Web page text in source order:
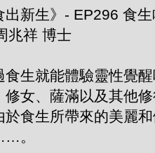
出新生》- EP296 食
兆祥 博士
生就能體驗靈性覺
修女、薩滿以及其他
食生所帶來的美麗
。